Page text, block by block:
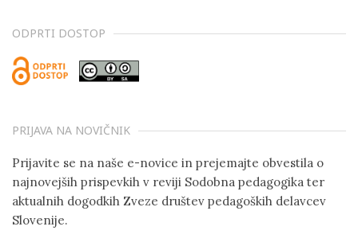
ODPRTI DOSTOP
PRIJAVA NA NOVIČNIK
Prijavite se na naše e-novice in prejemajte obvestila o
najnovejših prispevkih v reviji Sodobna pedagogika ter
aktualnih dogodkih Zveze društev pedagoških delavcev
Slovenije.